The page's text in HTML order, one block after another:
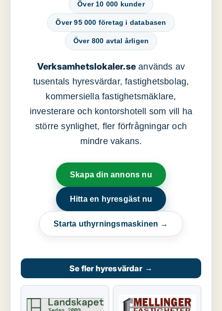
Över 10 000 kunder
Över 95 000 företag i databasen
Över 800 avtal årligen
Verksamhetslokaler.se används av
tusentals hyresvärdar, fastighetsbolag,
kommersiella fastighetsmäklare,
investerare och kontorshotell som vill ha
större synlighet, fler förfrågningar och
mindre vakans.
Skapa din annons nu
Hitta en hyresgäst nu
Starta uthyrningsmaskinen →
Se fler hyresvärdar →